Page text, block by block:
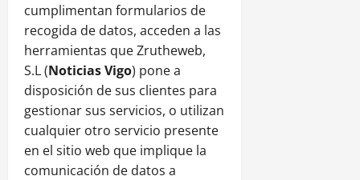
cumplimentan formularios de
recogida de datos, acceden a las
herramientas que Zrutheweb,
S.L (NoticiasVigo) pone a
disposición de sus clientes para
gestionar sus servicios, o utilizan
cualquier otro servicio presente
en el sitio web que implique la
comunicación de datos a